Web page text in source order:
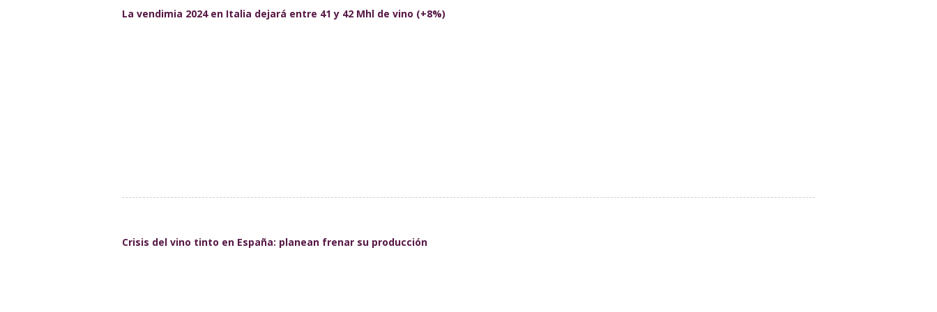
La vendimia 2024 en Italia dejará entre 41 y 42 Mhl de vino (+8%)
Crisis del vino tinto en España: planean frenar su producción